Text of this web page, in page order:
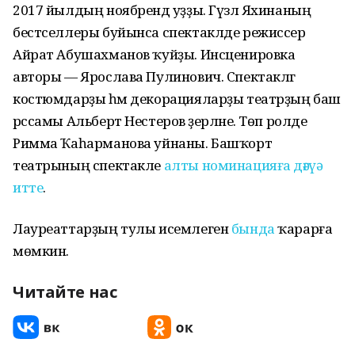
2017 йылдың ноябрендә уҙҙы. Гүзәл Яхинаның
бестселлеры буйынса спектаклде режиссер
Айрат Абушахманов ҡуйҙы. Инсценировка
авторы — Ярослава Пулинович. Спектаклгә
костюмдарҙы һәм декорацияларҙы театрҙың баш
рәссамы Альберт Нестеров әҙерләне. Төп ролде
Римма Ҡаһарманова уйнаны. Башҡорт
театрының спектакле алты номинацияға дәғүә
итте.
Лауреаттарҙың тулы исемлегенбындаҡарарға
мөмкин.
Читайте нас